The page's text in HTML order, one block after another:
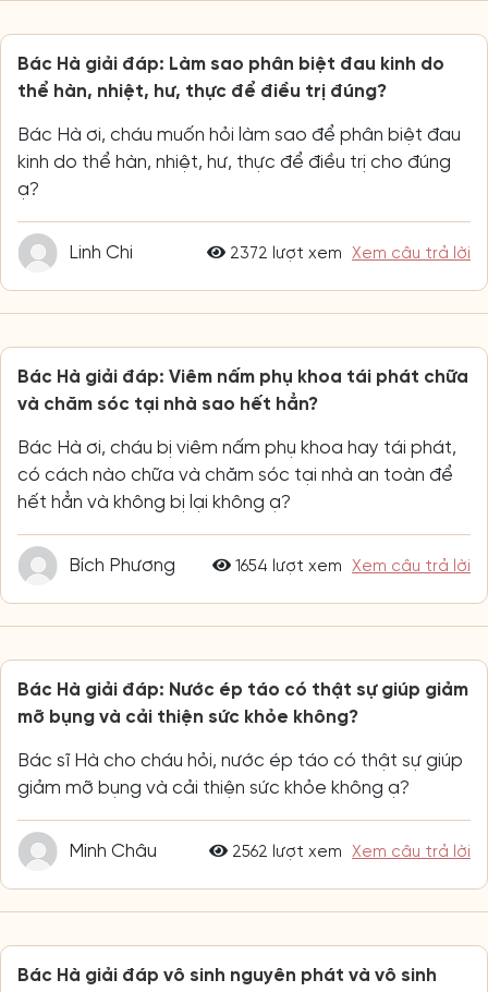
Bác Hà giải đáp: Làm sao phân biệt đau kinh do
thể hàn, nhiệt, hư, thực để điều trị đúng?
Bác Hà ơi, cháu muốn hỏi làm sao để phân biệt đau
kinh do thể hàn, nhiệt, hư, thực để điều trị cho đúng
ạ?
Linh Chi 2372 lượt xem Xem câu trả lời
Bác Hà giải đáp: Viêm nấm phụ khoa tái phát chữa
và chăm sóc tại nhà sao hết hẳn?
Bác Hà ơi, cháu bị viêm nấm phụ khoa hay tái phát,
có cách nào chữa và chăm sóc tại nhà an toàn để
hết hẳn và không bị lại không ạ?
Bích Phương 1654 lượt xem Xem câu trả lời
Bác Hà giải đáp: Nước ép táo có thật sự giúp giảm
mỡ bụng và cải thiện sức khỏe không?
Bác sĩ Hà cho cháu hỏi, nước ép táo có thật sự giúp
giảm mỡ bụng và cải thiện sức khỏe không ạ?
Minh Châu 2562 lượt xem Xem câu trả lời
Bác Hà giải đáp vô sinh nguyên phát và vô sinh